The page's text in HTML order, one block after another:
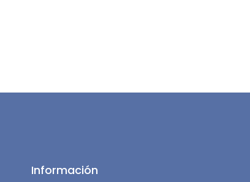
Información